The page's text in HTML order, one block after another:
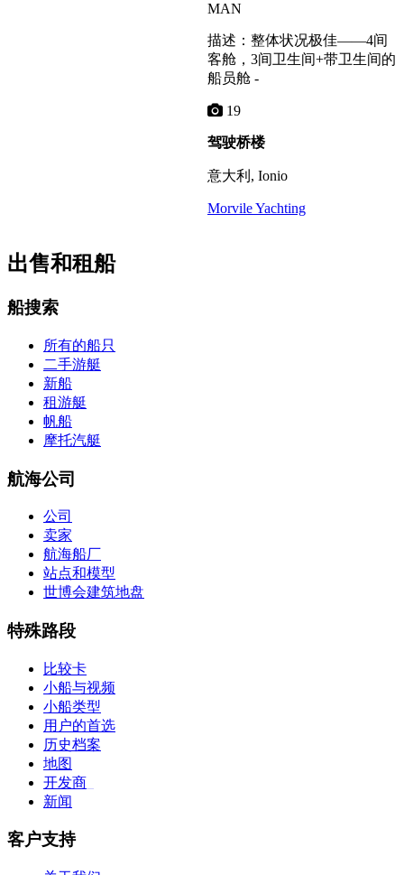
MAN
描述：整体状况极佳——4间
客舱，3间卫生间+带卫生间的
船员舱 -
19
驾驶桥楼
意大利, Ionio
Morvile Yachting
出售和租船
船搜索
所有的船只
二手游艇
新船
租游艇
帆船
摩托汽艇
航海公司
公司
卖家
航海船厂
站点和模型
世博会建筑地盘
特殊路段
比较卡
小船与视频
小船类型
用户的首选
历史档案
地图
开发商
新闻
客户支持